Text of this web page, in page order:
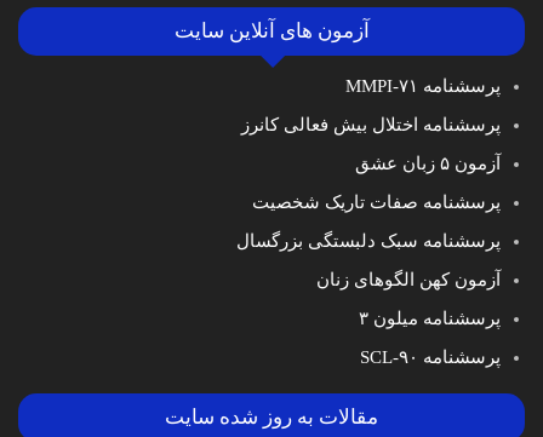
آزمون های آنلاین سایت
پرسشنامه MMPI-۷۱
پرسشنامه اختلال بیش فعالی کانرز
آزمون ۵ زبان عشق
پرسشنامه صفات تاریک شخصیت
پرسشنامه سبک دلبستگی بزرگسال
آزمون کهن الگوهای زنان
پرسشنامه میلون ۳
پرسشنامه SCL-۹۰
مقالات به روز شده سایت